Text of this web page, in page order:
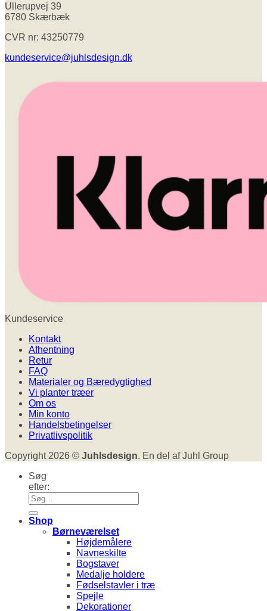
Ullerupvej 39
6780 Skærbæk
CVR nr: 43250779
kundeservice@juhlsdesign.dk
Kundeservice
Kontakt
Afhentning
Retur
FAQ
Materialer og Bæredygtighed
Vi planter træer
Om os
Min konto
Handelsbetingelser
Privatlivspolitik
Copyright 2026 © Juhlsdesign. En del af Juhl Group
Søg
efter:
Shop
Børneværelset
Højdemålere
Navneskilte
Bogstaver
Medalje holdere
Fødselstavler i træ
Spejle
Dekorationer